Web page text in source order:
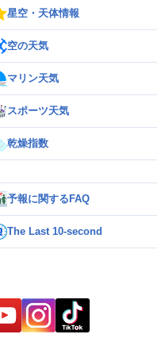
星空・天体情報
空の天気
マリン天気
スポーツ天気
乾燥指数
予報に関するFAQ
The Last 10-second